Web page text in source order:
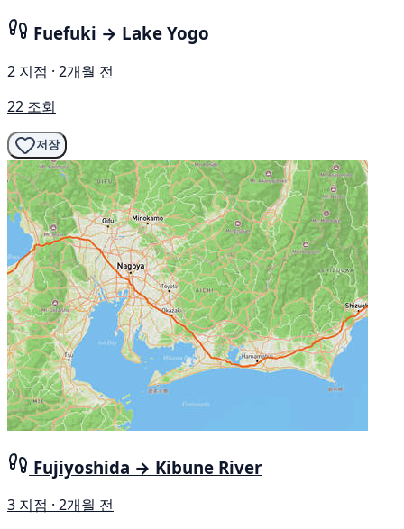
Fuefuki → Lake Yogo
2 지점 · 2개월 전
22 조회
저장
Fujiyoshida → Kibune River
3 지점 · 2개월 전